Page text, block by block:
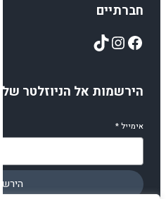
חברתיים
Facebook
Instagram
TikTok
הירשמות אל הניוזלטר שלנו
אימייל*
הירשמו